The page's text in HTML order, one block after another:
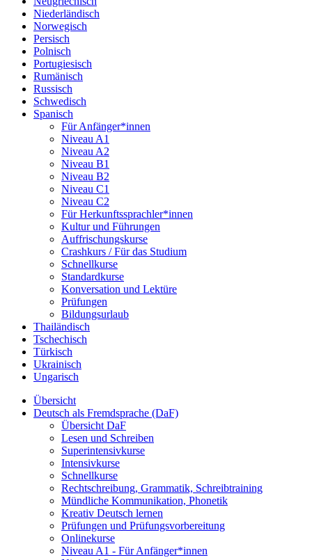
Niederländisch
Norwegisch
Persisch
Polnisch
Portugiesisch
Rumänisch
Russisch
Schwedisch
Spanisch
Für Anfänger*innen
Niveau A1
Niveau A2
Niveau B1
Niveau B2
Niveau C1
Niveau C2
Für Herkunftssprachler*innen
Kultur und Führungen
Auffrischungskurse
Crashkurs / Für das Studium
Schnellkurse
Standardkurse
Konversation und Lektüre
Prüfungen
Bildungsurlaub
Thailändisch
Tschechisch
Türkisch
Ukrainisch
Ungarisch
Übersicht
Deutsch als Fremdsprache (DaF)
Übersicht DaF
Lesen und Schreiben
Superintensivkurse
Intensivkurse
Schnellkurse
Rechtschreibung, Grammatik, Schreibtraining
Mündliche Kommunikation, Phonetik
Kreativ Deutsch lernen
Prüfungen und Prüfungsvorbereitung
Onlinekurse
Niveau A1 - Für Anfänger*innen